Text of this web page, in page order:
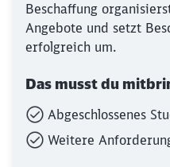
Beschaffung
Angebote und setzt
erfolgreich um.
Das musst du
Abgeschlossenes
Weitere